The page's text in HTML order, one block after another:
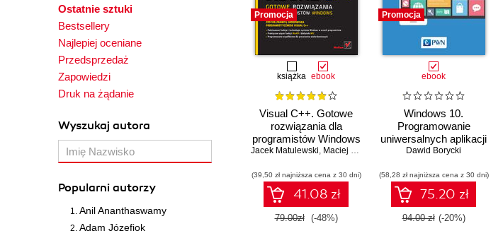
Ostatnie sztuki
Bestsellery
Najlepiej oceniane
Przedsprzedaż
Zapowiedzi
Druk na żądanie
Wyszukaj autora
Popularni autorzy
Anil Ananthaswamy
Adam Józefiok
Promocja
książka ebook
Visual C++. Gotowe
rozwiązania dla
programistów Windows
Jacek Matulewski, Maciej Pakulski Dawid Borycki,Bartosz Biały
(39,50 zł najniższa cena z 30 dni)
41.08 zł
79.00zł (-48%)
Promocja
ebook
Windows 10.
Programowanie
uniwersalnych aplikacji
mobilnych
Dawid Borycki
(58,28 zł najniższa cena z 30 dni)
75.20 zł
94.00 zł (-20%)